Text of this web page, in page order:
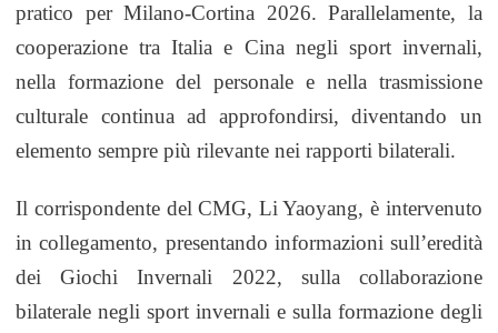
pratico per Milano-Cortina 2026. Parallelamente, la
cooperazione tra Italia e Cina negli sport invernali,
nella formazione del personale e nella trasmissione
culturale continua ad approfondirsi, diventando un
elemento sempre più rilevante nei rapporti bilaterali.
Il corrispondente del CMG, Li Yaoyang, è intervenuto
in collegamento, presentando informazioni sull’eredità
dei Giochi Invernali 2022, sulla collaborazione
bilaterale negli sport invernali e sulla formazione degli